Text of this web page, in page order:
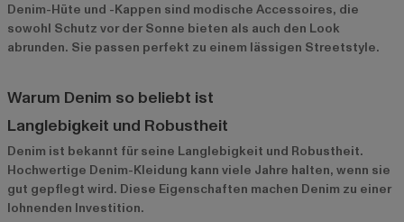
Denim-Hüte und -Kappen sind modische Accessoires, die
sowohl Schutz vor der Sonne bieten als auch den Look
abrunden. Sie passen perfekt zu einem lässigen Streetstyle.
Warum Denim so beliebt ist
Langlebigkeit und Robustheit
Denim ist bekannt für seine Langlebigkeit und Robustheit.
Hochwertige Denim-Kleidung kann viele Jahre halten, wenn sie
gut gepflegt wird. Diese Eigenschaften machen Denim zu einer
lohnenden Investition.